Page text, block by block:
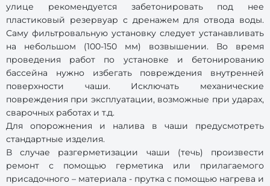
улице рекомендуется забетонировать под нее
пластиковый резервуар с дренажем для отвода воды.
Саму фильтровальную установку следует устанавливать
на небольшом (100-150 мм) возвышении. Во время
проведения работ по установке и бетонированию
бассейна нужно избегать повреждения внутренней
поверхности чаши. Исключать механические
повреждения при эксплуатации, возможные при ударах,
сварочных работах и т.д.
Для опорожнения и налива в чаши предусмотреть
стандартные изделия.
В случае разгерметизации чаши (течь) произвести
ремонт с помощью герметика или прилагаемого
присадочного – материала - прутка с помощью нагрева и